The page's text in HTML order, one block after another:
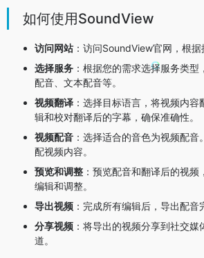
如何使用SoundView
访问网站 ：访问SoundView官网，根据
选择服务 ：根据您的需求选择服务类
配音、文本配音等。
视频翻译 ：选择目标语言，将视频内
辑和校对翻译后的字幕，确保准确性。
视频配音 ：选择适合的音色为视频配
配视频内容。
预览和调整 ：预览配音和翻译后的视
编辑和调整。
导出视频 ：完成所有编辑后，导出配音
分享视频 ：将导出的视频分享到社交
道。